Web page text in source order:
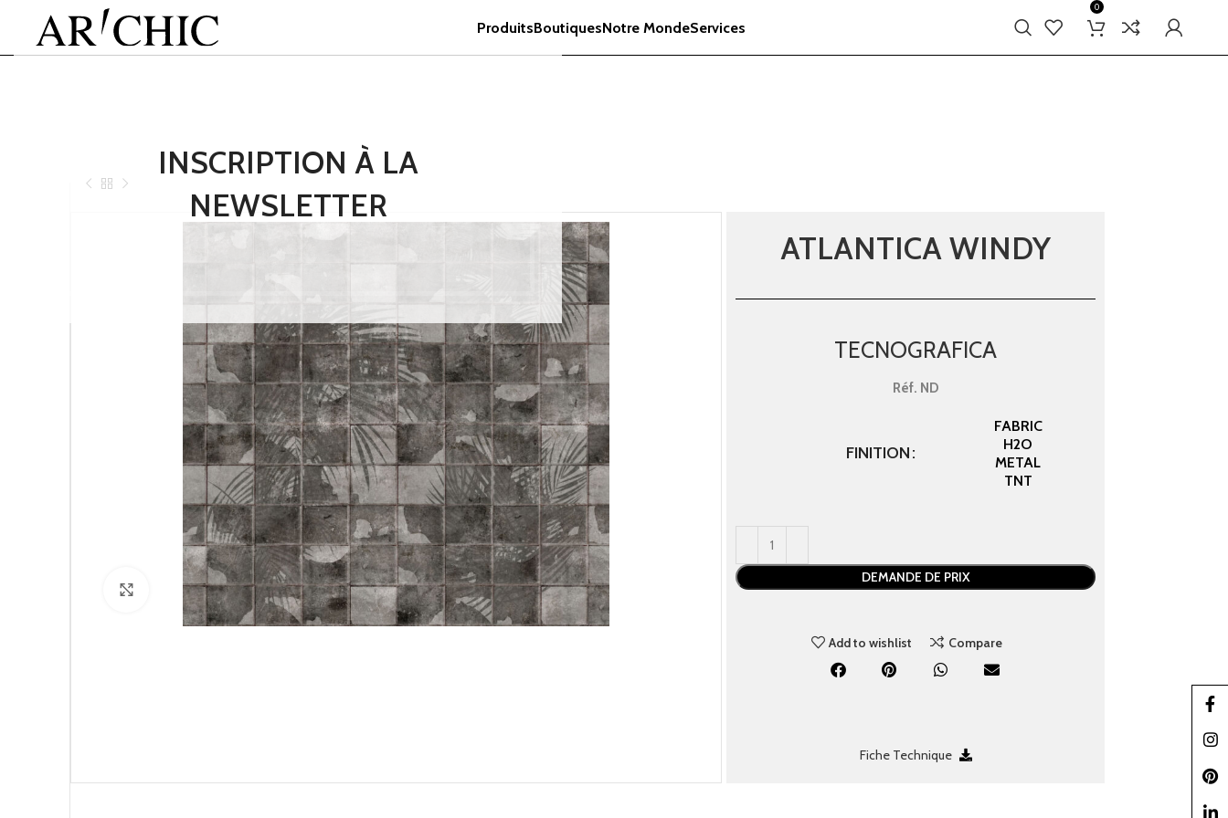
INSCRIPTION À LA
NEWSLETTER
ProduitsBoutiquesNotre MondeServices
0
Click to enlarge
ATLANTICA WINDY
TECNOGRAFICA
Réf. ND
FINITION
FABRIC
H2O
METAL
TNT
DEMANDE DE PRIX
Add to wishlist Compare
Fiche Technique